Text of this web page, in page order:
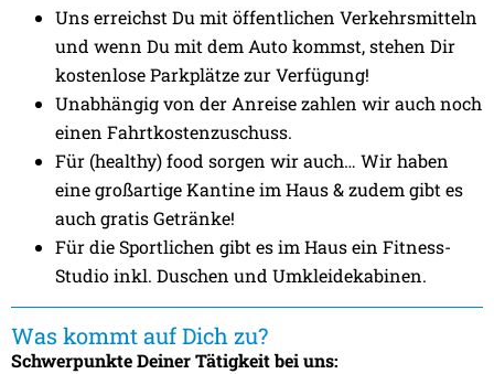
Uns erreichst Du mit öffentlichen Verkehrsmitteln
und wenn Du mit dem Auto kommst, stehen Dir
kostenlose Parkplätze zur Verfügung!
Unabhängig von der Anreise zahlen wir auch noch
einen Fahrtkostenzuschuss.
Für (healthy) food sorgen wir auch… Wir haben
eine großartige Kantine im Haus & zudem gibt es
auch gratis Getränke!
Für die Sportlichen gibt es im Haus ein Fitness-
Studio inkl. Duschen und Umkleidekabinen.
Was kommt auf Dich zu?
Schwerpunkte Deiner Tätigkeit bei uns: